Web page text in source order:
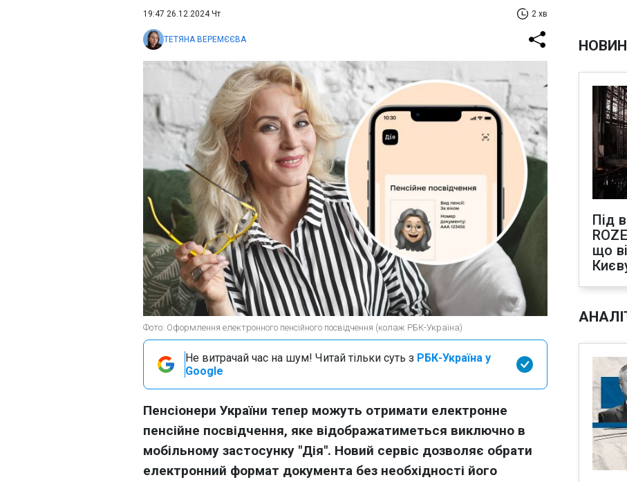
19:47 26.12.2024 Чт 2 хв
ТЕТЯНА ВЕРЕМЄЄВА
Фото: Оформлення електронного пенсійного посвідчення (колаж РБК-Україна)
Не витрачай час на шум! Читай тільки суть з РБК-Україна у
Google
Пенсіонери України тепер можуть отримати електронне
пенсійне посвідчення, яке відображатиметься виключно в
мобільному застосунку "Дія". Новий сервіс дозволяє обрати
електронний формат документа без необхідності його
Під
що